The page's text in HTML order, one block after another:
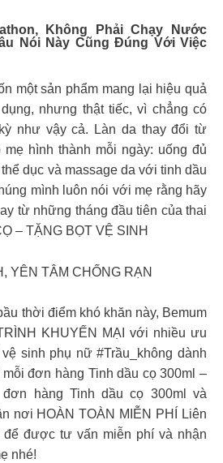
Không Phải Chạy Nước
Nói Này Cũng Đúng Với Việc
một sản phẩm mang lại hiệu quả
nhưng thật tiếc, vì chẳng có
như vậy cả. Làn da thay đổi từ
hình thành mỗi ngày: uống đủ
dục và massage da với tinh dầu
mình luôn nói với mẹ rằng hãy
từ những tháng đầu tiên của thai
– TẶNG BỌT VỆ SINH
YÊN TÂM CHỐNG RẠN
thời điểm khó khăn này, Bemum
KHUYẾN MẠI với nhiều ưu
sinh phụ nữ #Trầu_không dành
đơn hàng Tinh dầu cọ 300ml –
hàng Tinh dầu cọ 300ml và
nơi HOÀN TOÀN MIỄN PHÍ Liên
để được tư vấn miễn phí và nhận
nhé!